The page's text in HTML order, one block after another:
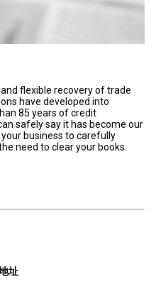
flexible recovery of trade
have developed into
85 years of credit
safely say it has become our
business to carefully
need to clear your books.
址